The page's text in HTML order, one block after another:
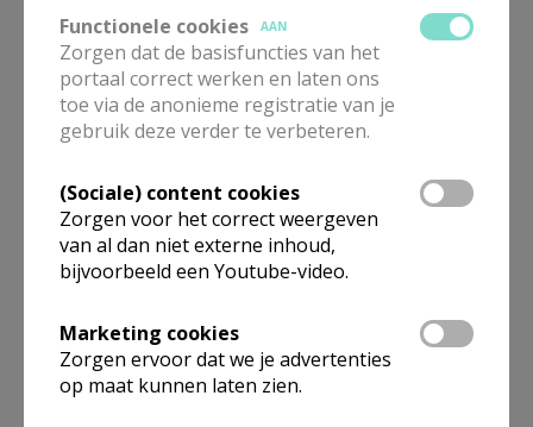
Wachten een levenshouding
De toekomst van synodaliteit
KERKNET-SHOP
Hoe de sint sinterklaas werd
Functionele cookies
AAN
Zorgen dat de basisfuncties van het
portaal correct werken en laten ons
toe via de anonieme registratie van je
gebruik deze verder te verbeteren.
(Sociale) content cookies
Zorgen voor het correct weergeven
van al dan niet externe inhoud,
bijvoorbeeld een Youtube-video.
Marketing cookies
Zorgen ervoor dat we je advertenties
op maat kunnen laten zien.